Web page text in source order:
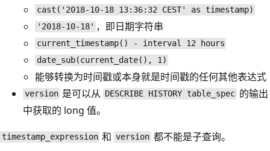
cast('2018-10-18 13:36:32 CEST' as timestamp)
'2018-10-18' ，即日期字符串
current_timestamp() - interval 12 hours
date_sub(current_date(), 1)
能够转换为时间戳或本身就是时间戳的任何其他表达式
version 是可以从 DESCRIBE HISTORY table_spec 的输出
中获取的 long 值。
timestamp_expression 和 version 都不能是子查询。